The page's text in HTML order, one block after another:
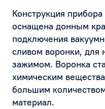
Конструкция
оснащена донным
подключения
сливом воронки, для
зажимом. Воронка
химическим
большим
материал.